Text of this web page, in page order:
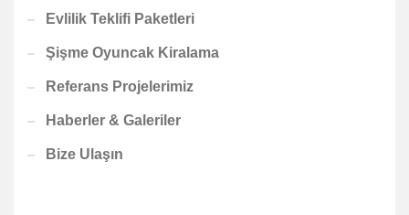
Evlilik Teklifi Paketleri
Şişme Oyuncak Kiralama
Referans Projelerimiz
Haberler & Galeriler
Bize Ulaşın